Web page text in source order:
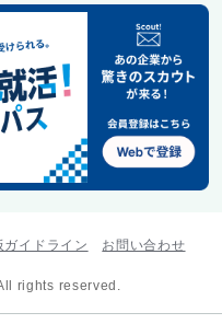
ガイドライン お問い合わせ
rights reserved.